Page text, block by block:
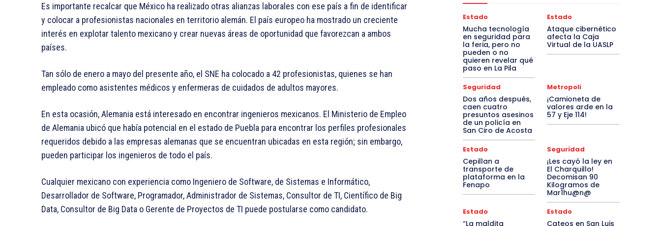
Es importante recalcar que México ha realizado otras alianzas laborales con ese país a fin de identificar
y colocar a profesionistas nacionales en territorio alemán. El país europeo ha mostrado un creciente
interés en explotar talento mexicano y crear nuevas áreas de oportunidad que favorezcan a ambos
países.
Tan sólo de enero a mayo del presente año, el SNE ha colocado a 42 profesionistas, quienes se han
empleado como asistentes médicos y enfermeras de cuidados de adultos mayores.
En esta ocasión, Alemania está interesado en encontrar ingenieros mexicanos. El Ministerio de Empleo
de Alemania ubicó que había potencial en el estado de Puebla para encontrar los perfiles profesionales
requeridos debido a las empresas alemanas que se encuentran ubicadas en esta región; sin embargo,
pueden participar los ingenieros de todo el país.
Cualquier mexicano con experiencia como Ingeniero de Software, de Sistemas e Informático,
Desarrollador de Software, Programador, Administrador de Sistemas, Consultor de TI, Científico de Big
Data, Consultor de Big Data o Gerente de Proyectos de TI puede postularse como candidato.
Estado
Mucha tecnología
en seguridad para
la feria, pero no
pueden o no
quieren revelar qué
paso en La Pila
Estado
Ataque cibernético
afecta la Caja
Virtual de la UASLP
Seguridad
Dos años después,
caen cuatro
presuntos asesinos
de un policía en
San Ciro de Acosta
Metropoli
¡Camioneta de
valores arde en la
57 y Eje 114!
Estado
Cepillan a
transporte de
plataforma en la
Fenapo
Seguridad
¡Les cayó la ley en
El Charquillo!
Decomisan 90
Kilogramos de
Mar1hu@n@
Estado
“La maldita
Estado
Cateos en San Luis